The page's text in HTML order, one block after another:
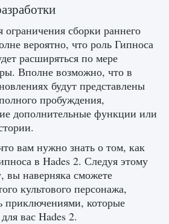
ошибку
интерфейса Delta
1 945 0 0
сервера Delta Force
1 286 0
сборки раннего
вероятно, что роль Гипноса
расширяться по мере
Вполне возможно, что в
будут представлены
пробуждения,
дополнительные функции или
вам нужно знать о том, как
в Hades 2. Следуя этому
вы наверняка сможете
культового персонажа,
приключениями, которые
вас Hades 2.